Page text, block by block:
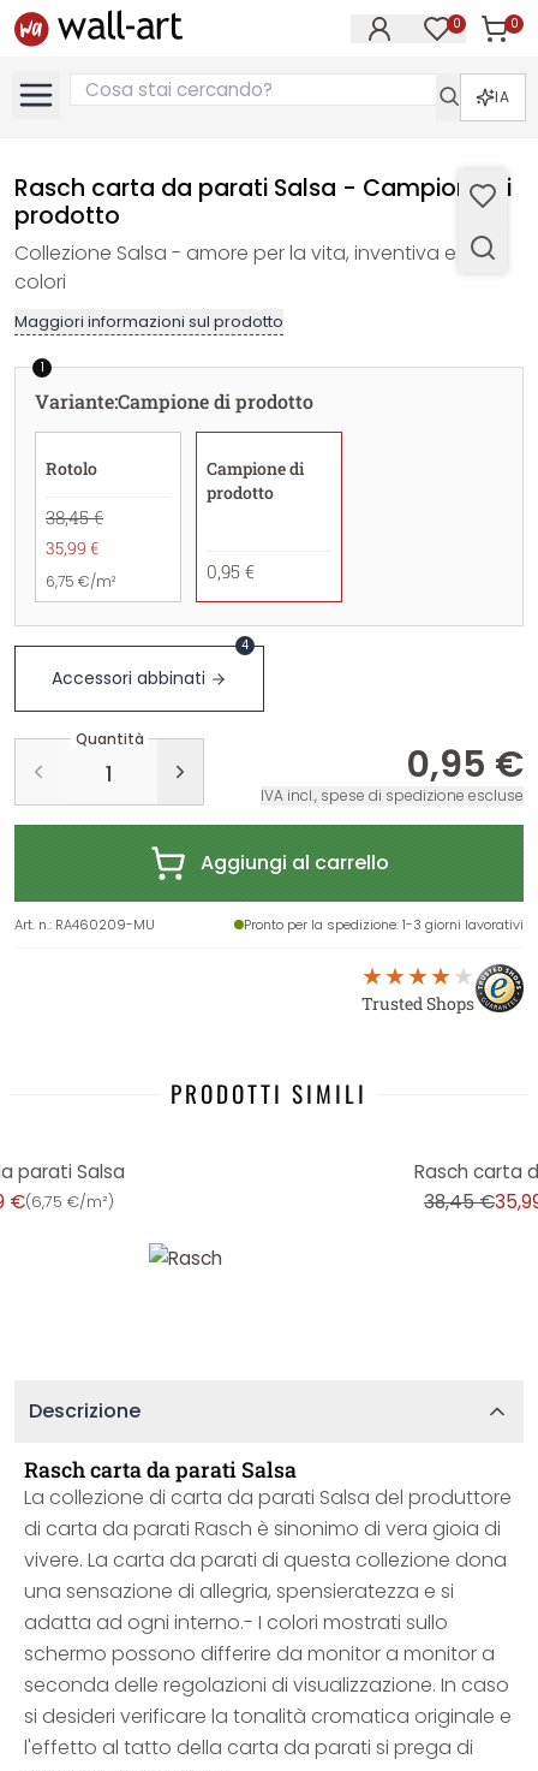
0 0
IA
Rasch carta da parati Salsa - Campione di
prodotto
Collezione Salsa - amore per la vita, inventiva e molti
colori
Maggiori informazioni sul prodotto
1
Variante:Campione di prodotto
Rotolo
38,45 €
35,99 €
6,75 €/m²
Campione di
prodotto
0,95 €
Accessori abbinati
4
Quantità
0,95 €
IVA incl., spese di spedizione escluse
Aggiungi al carrello
Art. n.: RA460209-MU Pronto per la spedizione: 1-3 giorni lavorativi
Trusted Shops
PRODOTTI SIMILI
parati Salsa
€(6,75 €/m²)
Rasch carta
38,45 €
Descrizione
Rasch carta da parati Salsa
La collezione di carta da parati Salsa del produttore
di carta da parati Rasch è sinonimo di vera gioia di
vivere. La carta da parati di questa collezione dona
una sensazione di allegria, spensieratezza e si
adatta ad ogni interno.- I colori mostrati sullo
schermo possono differire da monitor a monitor a
seconda delle regolazioni di visualizzazione. In caso
si desideri verificare la tonalità cromatica originale e
l'effetto al tatto della carta da parati si prega di